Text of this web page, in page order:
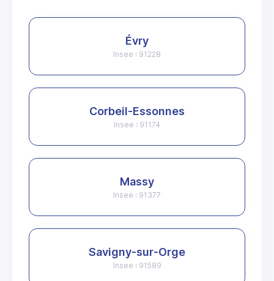
Évry
Insee : 91228
Corbeil-Essonnes
Insee : 91174
Massy
Insee : 91377
Savigny-sur-Orge
Insee : 91589